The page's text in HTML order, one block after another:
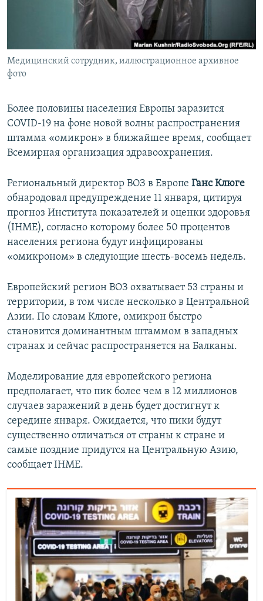
КРЫМ.НЕПОКОРЕННЫЙ
УКРАИНСКАЯ ПРОБЛЕМА КРЫМА
Все сайты RFE/RL
Медицинский сотрудник, иллюстрационное архивное
фото
Более половины населения Европы заразится
COVID-19 на фоне новой волны распространения
штамма «омикрон» в ближайшее время, сообщает
Всемирная организация здравоохранения.
Региональный директор ВОЗ в Европе Ганс Клюге
обнародовал предупреждение 11 января, цитируя
прогноз Института показателей и оценки здоровья
(IHME), согласно которому более 50 процентов
населения региона будут инфицированы
«омикроном» в следующие шесть-восемь недель.
Европейский регион ВОЗ охватывает 53 страны и
территории, в том числе несколько в Центральной
Азии. По словам Клюге, омикрон быстро
становится доминантным штаммом в западных
странах и сейчас распространяется на Балканы.
Моделирование для европейского региона
предполагает, что пик более чем в 12 миллионов
случаев заражений в день будет достигнут к
середине января. Ожидается, что пики будут
существенно отличаться от страны к стране и
самые поздние придутся на Центральную Азию,
сообщает IHME.